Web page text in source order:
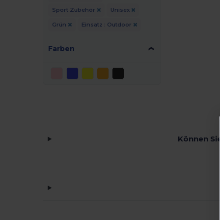
Sport Zubehör Unisex
Grün Einsatz : Outdoor
Farben
Können